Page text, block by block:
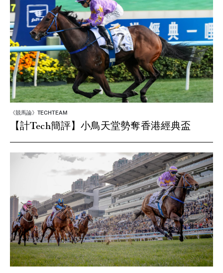
《競馬論》TECHTEAM
【計Tech簡評】小鳥天堂勢奪香港經典盃